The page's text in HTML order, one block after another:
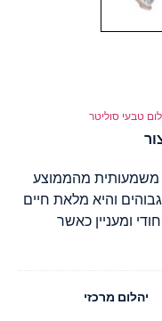
טבעי סוליטר
משמעותית מהממוצע
והיא מלאת חיים
ומעניין כאשר
יהלום מרכזי